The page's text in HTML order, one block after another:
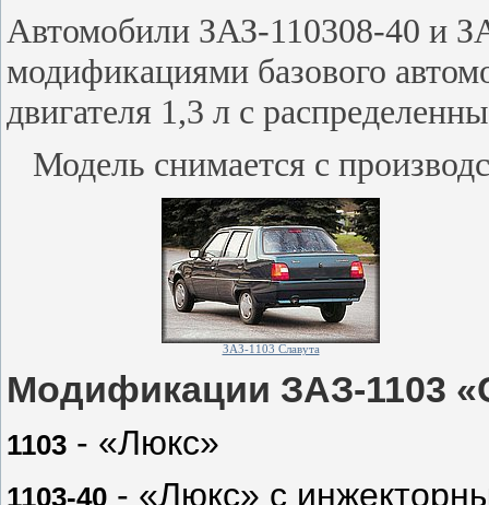
Автомобили ЗАЗ-110308-40 и
модификациями базового
двигателя 1,3 л с
Модель снимается с
ЗАЗ-1103 Славута
Модификации ЗАЗ-1103
1103 - «Люкс»
1103-40 - «Люкс» с